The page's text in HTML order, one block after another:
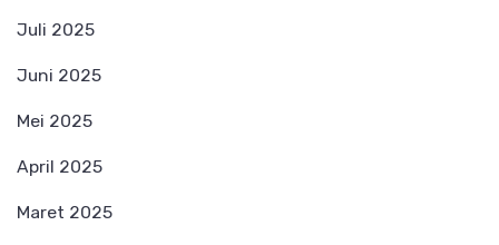
Juli 2025
Juni 2025
Mei 2025
April 2025
Maret 2025